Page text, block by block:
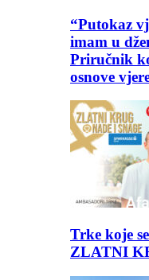
“Putokaz
imam u
Priručnik
osnove
Trke koje
ZLATNI